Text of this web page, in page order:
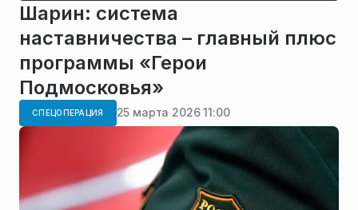
Шарин: система
наставничества – главный плюс
программы «Герои
Подмосковья»
СПЕЦОПЕРАЦИЯ 25 марта 2026 11:00